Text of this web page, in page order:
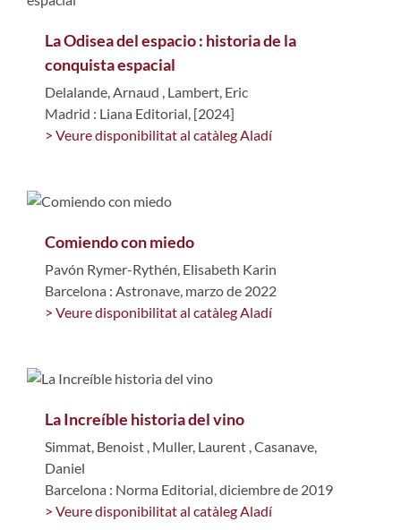
La Odisea del espacio : historia de la
conquista espacial
Delalande, Arnaud , Lambert, Eric
Madrid : Liana Editorial, [2024]
> Veure disponibilitat al catàleg Aladí
Comiendo con miedo
Pavón Rymer-Rythén, Elisabeth Karin
Barcelona : Astronave, marzo de 2022
> Veure disponibilitat al catàleg Aladí
La Increíble historia del vino
Simmat, Benoist , Muller, Laurent ,Casanave,
Daniel
Barcelona : Norma Editorial, diciembre de 2019
> Veure disponibilitat al catàleg Aladí